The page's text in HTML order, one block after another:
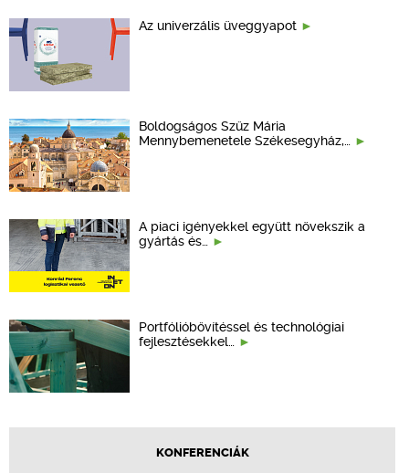
Az univerzális üveggyapot
Boldogságos Szűz Mária
Mennybemenetele Székesegyház,…
A piaci igényekkel együtt növekszik a
gyártás és…
Portfólióbővítéssel és technológiai
fejlesztésekkel…
KONFERENCIÁK